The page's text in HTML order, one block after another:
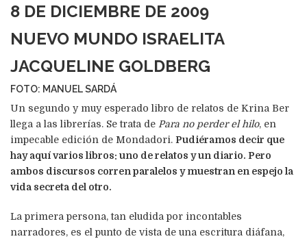
8 DE DICIEMBRE DE 2009
NUEVO MUNDO ISRAELITA
JACQUELINE GOLDBERG
FOTO: MANUEL SARDÁ
Un segundo y muy esperado libro de relatos de Kri­na Ber
llega a las librerías. Se trata de Para no per­der el hilo, en
impecable edición de Mondadori. Pudiéramos decir que
hay aquí varios libros: uno de re­la­tos y un diario. Pero
ambos discursos corren paralelos y muestran en espejo la
vida secreta del otro.
La primera per­sona, tan eludida por incontables
narradores, es el punto de vista de una escritura diáfana,